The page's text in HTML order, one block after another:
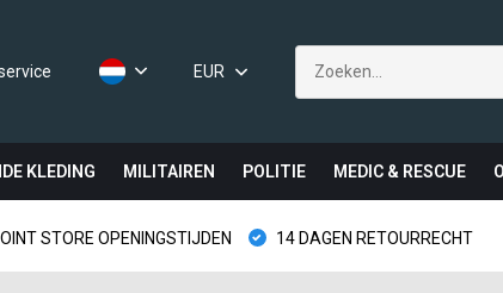
EUR
KLEDING MILITAIREN POLITIE MEDIC & RESCUE
STORE OPENINGSTIJDEN 14 DAGEN RETOURRECHT